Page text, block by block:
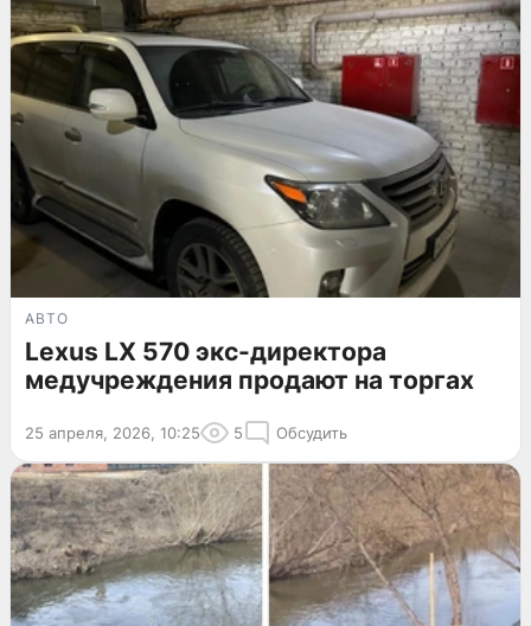
АВТО
Lexus LX 570 экс-директора
медучреждения продают на торгах
25 апреля, 2026, 10:25 5 Обсудить